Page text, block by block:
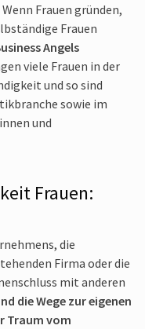
Frauen gründen,
Frauen
Angels
viele Frauen in der
und so sind
sowie im
und
Frauen:
die
Firma oder die
mit anderen
die Wege zur eigenen
Traum vom